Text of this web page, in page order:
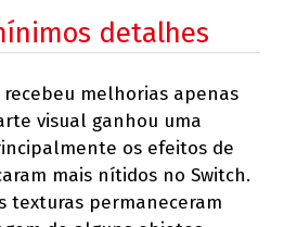
detalhes
recebeu melhorias apenas
visual ganhou uma
os efeitos de
mais nítidos no Switch.
texturas permaneceram